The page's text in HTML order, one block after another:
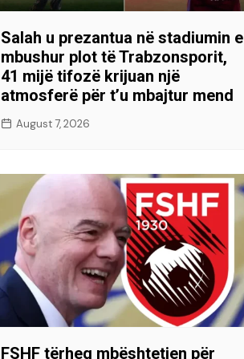
Salah u prezantua në stadiumin e
mbushur plot të Trabzonsporit,
41 mijë tifozë krijuan një
atmosferë për t’u mbajtur mend
August 7, 2026
FSHF tërheq mbështetjen për